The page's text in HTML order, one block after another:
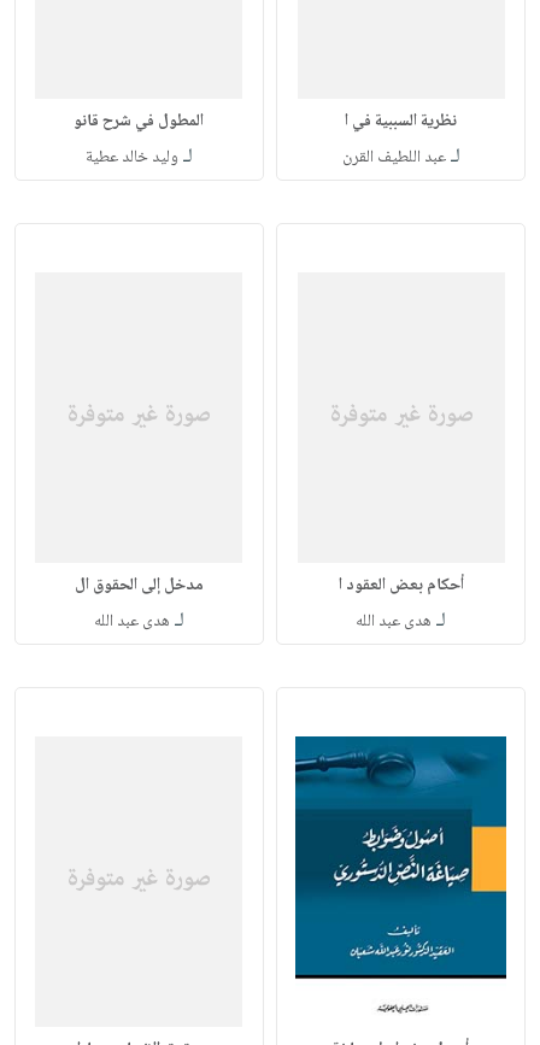
نظرية السببية في ا
لـعبد اللطيف القرن
المطول في شرح قانو
لـ وليد خالد عطية
أحكام بعض العقود ا
لـ هدى عبد الله
مدخل إلى الحقوق ال
لـ هدى عبد الله